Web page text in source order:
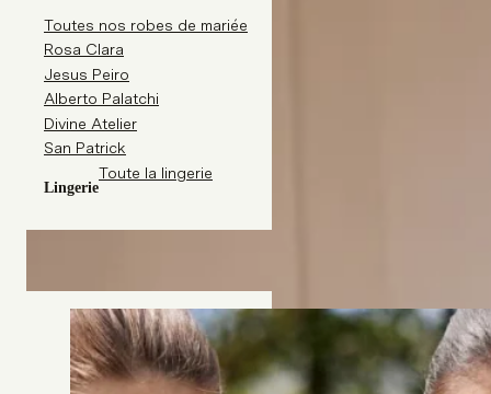
Toutes nos robes de mariée
Rosa Clara
Jesus Peiro
Alberto Palatchi
Divine Atelier
San Patrick
Lingerie
Toute la lingerie